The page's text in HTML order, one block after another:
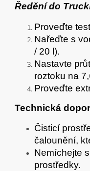
Ředění do
Proveďte
Nařeďte s
/ 20 l).
Nastavte
roztoku na
Proveďte
Technická
Čisticí
čalounění,
Nemíchejte
prostředky.